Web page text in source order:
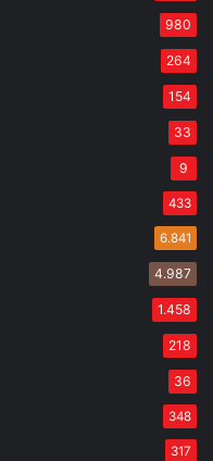
980
264
154
33
9
433
6.841
4.987
1.458
218
36
348
317